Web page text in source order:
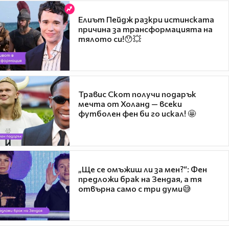
Елиът Пейдж разкри истинската
причина за трансформацията на
тялото си!😯💥
Травис Скот получи подарък
мечта от Холанд — всеки
футболен фен би го искал! 🤩
„Ще се омъжиш ли за мен?“: Фен
предложи брак на Зендая, а тя
отвърна само с три думи😅